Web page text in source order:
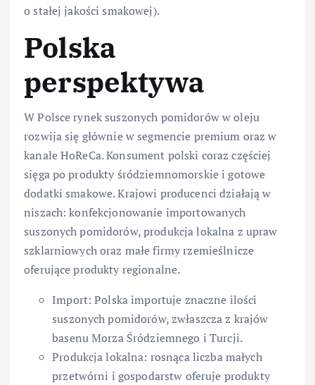
o stałej jakości smakowej).
Polska
perspektywa
W Polsce rynek suszonych pomidorów w oleju
rozwija się głównie w segmencie premium oraz w
kanale HoReCa. Konsument polski coraz częściej
sięga po produkty śródziemnomorskie i gotowe
dodatki smakowe. Krajowi producenci działają w
niszach: konfekcjonowanie importowanych
suszonych pomidorów, produkcja lokalna z upraw
szklarniowych oraz małe firmy rzemieślnicze
oferujące produkty regionalne.
Import: Polska importuje znaczne ilości
suszonych pomidorów, zwłaszcza z krajów
basenu Morza Śródziemnego i Turcji.
Produkcja lokalna: rosnąca liczba małych
przetwórni i gospodarstw oferuje produkty